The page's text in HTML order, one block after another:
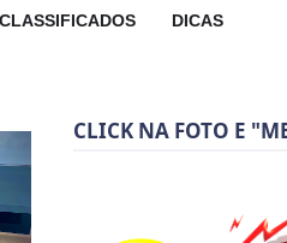
CLASSIFICADOS DICAS
CLICK NA FOTO E